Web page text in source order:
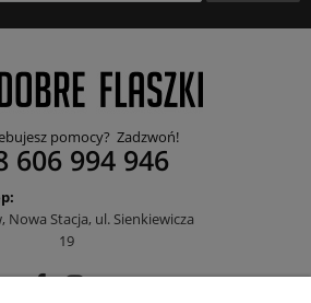
pomocy? Zadzwoń!
606 994 946
Nowa Stacja, ul. Sienkiewicza
19